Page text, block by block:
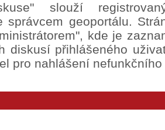
slouží
správcem geoportálu.
kde je
diskusí přihlášeného
pro nahlášení